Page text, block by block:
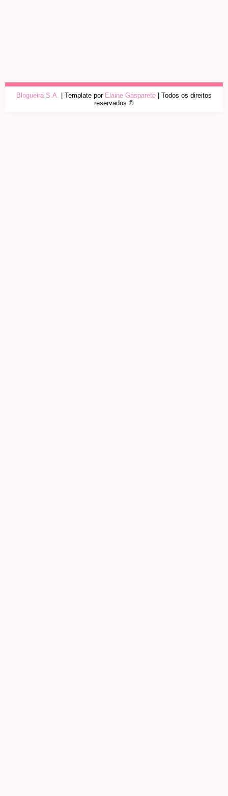
Blogueira S.A. | Template por Elaine Gaspareto | Todos os direitos
reservados ©